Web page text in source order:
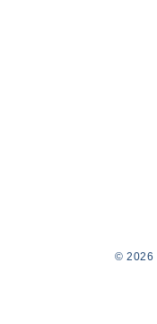
© 2026